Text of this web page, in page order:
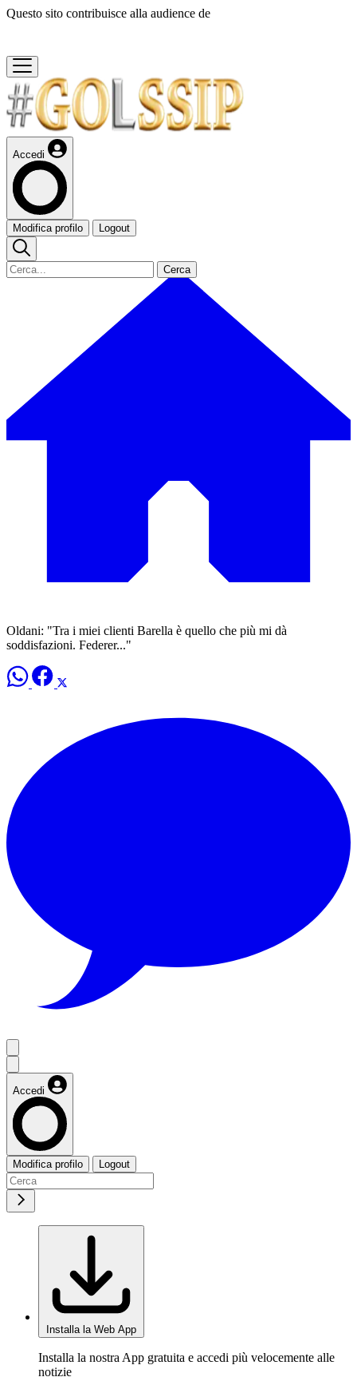
Questo sito contribuisce alla audience de
Accedi
Modifica profilo Logout
Cerca
Oldani: "Tra i miei clienti Barella è quello che più mi dà
soddisfazioni. Federer..."
Accedi
Modifica profilo Logout
Installa la Web App
Installa la nostra App gratuita e accedi più velocemente alle
notizie